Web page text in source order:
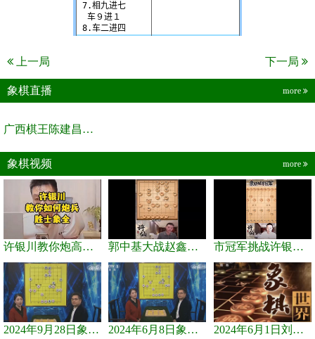
上一局 下一局
象棋直播 more
广西棋王陈建昌直播间
象棋视频 more
许银川教你炮高兵士象全如何赢士象全，简单四步即可 郭中基大战赵鑫鑫，许银川激情讲解 市冠军挑战许银川，急进中兵变化真激烈！
2024年9月28日象棋世界栏目，刘君、蒋川讲解了第九届杨官璘杯象棋... 2024年6月8日象棋世界，刘君、蒋川讲解了第九届杨官璘杯全国象棋... 2024年6月1日刘君、蒋川讲解第三届上海杯象棋大师赛谢靖与李少庚...